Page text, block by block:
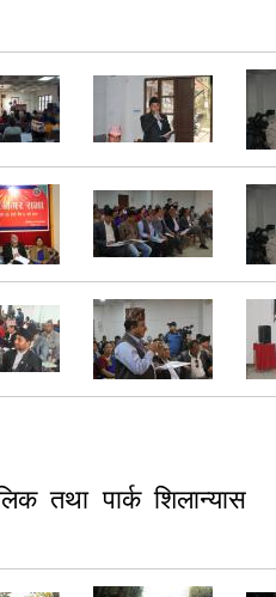
तथा पार्क शिलान्यास